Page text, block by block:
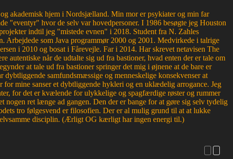
akademisk hjem i Nordsjælland. Min mor er psykiater og min far
"eventyr" hvor de selv var hovedpersoner. I 1986 besøgte jeg Houston
indtil jeg "mistede evnen" i 2018. Student fra N. Zahles
som Java programmør 2000 og 2001. Medvirkede i talrige
i 2010 og bosat i Fårevejle. Far i 2014. Har skrevet netavisen The
autentiske når de udtalte sig ud fra bastioner, hvad enten der er tale om
at tale ud fra bastioner springer det mig i øjnene at de bare er
samfundsmæssige og menneskelige konsekvenser at
mine sanser et dybtliggende hykleri og en uklædelig arrogance. Jeg
for det er kvælende for ulykkelige og spagfærdige røster og rummer
ret længe ad gangen. Den der er bange for at gøre sig selv tydelig
tro følgesvend er filosofien. Der er al mulig grund til at at lukke
disciplin. (Ærligt OG kærligt har ingen energi til.)